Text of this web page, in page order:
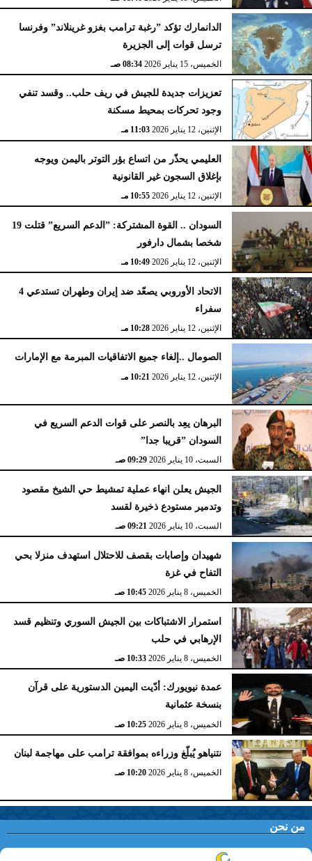
الدانمارك تؤكد ”رغبة ترامب بغزو غرينلاند” وفرنسا
ترسل قوات إلى الجزيرة
الخميس، 15 يناير 2026 08:34 صـ
تعزيزات جديدة للجيش في ريف حلب.. وقسد تنفي
وجود تحركات بمحيط مسكنة
الإثنين، 12 يناير 2026 11:03 مـ
العليمي يحذّر من اتساع بؤر التوتر باليمن ويوجه
بإغلاق السجون غير القانونية
الإثنين، 12 يناير 2026 10:55 مـ
السودان .. القوة المشتركة: ”الدعم السريع” قتلت 19
شخصا بشمال دارفور
الإثنين، 12 يناير 2026 10:49 مـ
الاتحاد الأوروبي يصعّد ضد إيران وطهران تستدعي 4
سفراء
الإثنين، 12 يناير 2026 10:28 مـ
الصومال ..إلغاء جميع الاتفاقيات المبرمة مع الإمارات
الإثنين، 12 يناير 2026 10:21 مـ
البرهان يعِد بالنصر على قوات الدعم السريع في
السودان ”قريبا جدا”
السبت، 10 يناير 2026 09:29 صـ
الجيش يعلن انهاء عملية تمشيط حي الشيخ مقصود
وتدمير مستودع ذخيرة لقسد
السبت، 10 يناير 2026 09:21 صـ
شهيدان وإصابات بقصف للاحتلال استهدف منزلا بحي
التفاح في غزة
الخميس، 8 يناير 2026 10:45 صـ
استمرار الاشتباكات بين الجيش السوري وتنظيم قسد
الإرهابي في حلب
الخميس، 8 يناير 2026 10:33 صـ
عمدة نيويورك: أدّيت اليمين الدستورية على قرآن
بنسخة عثمانية
الخميس، 8 يناير 2026 10:25 صـ
نتنياهو يُبلّغ وزراءه بموافقة ترامب على مهاجمة لبنان
الخميس، 8 يناير 2026 10:20 صـ
من نحن